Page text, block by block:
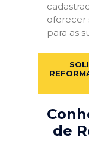
oferecer
para as
de